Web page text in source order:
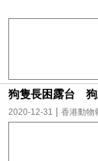
狗隻長困露台
2020-12-31 | 香港動物